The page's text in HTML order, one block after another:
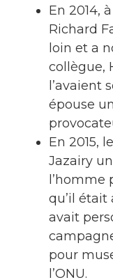
En 2014,
Richard
loin et a
collègue,
l’avaient
épouse
En 2015,
Jazairy
l’homme
qu’il était
avait
pour
l’ONU.